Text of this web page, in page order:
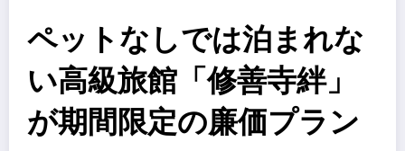
ペットなしでは泊まれな
い高級旅館「修善寺絆」
が期間限定の廉価プラン